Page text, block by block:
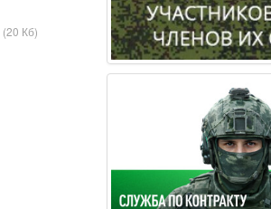
(20 Кб)